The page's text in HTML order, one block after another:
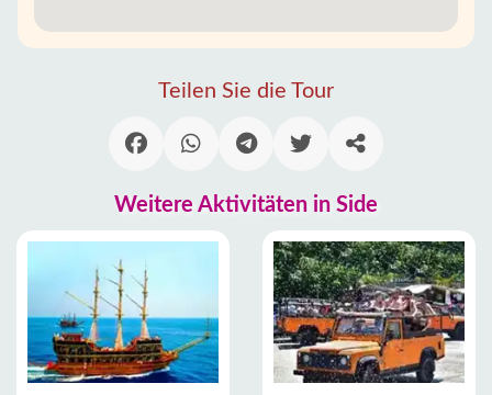
Teilen Sie die Tour
Weitere Aktivitäten in Side